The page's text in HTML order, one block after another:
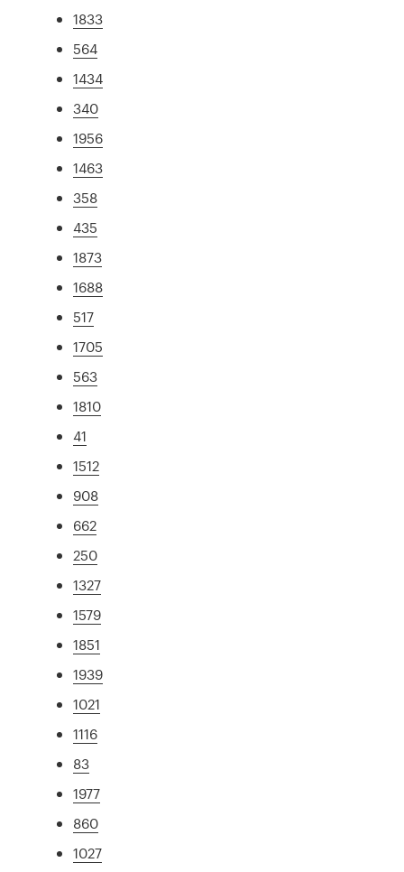
1833
564
1434
340
1956
1463
358
435
1873
1688
517
1705
563
1810
41
1512
908
662
250
1327
1579
1851
1939
1021
1116
83
1977
860
1027